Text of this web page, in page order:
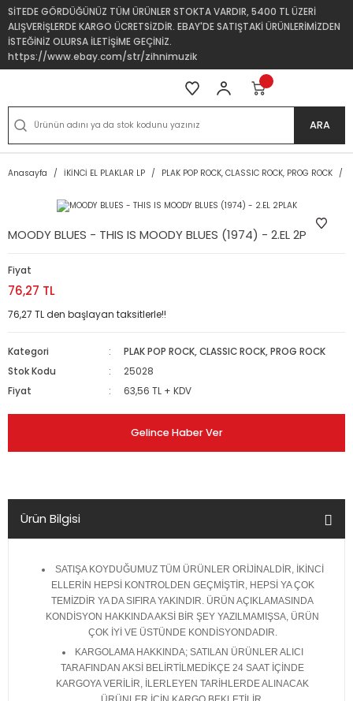
SİTEDE GÖRDÜĞÜNÜZ TÜM ÜRÜNLER STOKTA VARDIR, 5400 TL ÜZERİ
ALIŞVERİŞLERDE KARGO ÜCRETSİZDİR. EBAY'DE SATIŞTAKİ ÜRÜNLERİMİZDEN
İSTEĞİNİZ OLURSA İLETİŞİME GEÇİNİZ.
https://www.ebay.com/str/zihnimuzik
ARA
Anasayfa İKİNCİ EL PLAKLAR LP PLAK POP ROCK, CLASSIC ROCK, PROG ROCK
MOODY BLUES - THIS IS MOODY BLUES (1974) - 2.EL 2PLAK
Fiyat
76,27 TL
76,27 TL den başlayan taksitlerle!!
Kategori
PLAK POP ROCK, CLASSIC ROCK, PROG ROCK
Stok Kodu
25028
Fiyat
63,56 TL + KDV
Gelince Haber Ver
Ürün Bilgisi
SATIŞA KOYDUĞUMUZ TÜM ÜRÜNLER ORİJİNALDİR, İKİNCİ
ELLERİN HEPSİ KONTROLDEN GEÇMİŞTİR, HEPSİ YA ÇOK
TEMİZDİR YA DA SIFIRA YAKINDIR. ÜRÜN AÇIKLAMASINDA
KONDİSYON HAKKINDA AKSİ BİR ŞEY YAZILMAMIŞSA, ÜRÜN
ÇOK İYİ VE ÜSTÜNDE KONDİSYONDADIR.
KARGOLAMA HAKKINDA; SATILAN ÜRÜNLER ALICI
TARAFINDAN AKSİ BELİRTİLMEDİKÇE 24 SAAT İÇİNDE
KARGOYA VERİLİR, İLERLEYEN TARİHLERDE ALINACAK